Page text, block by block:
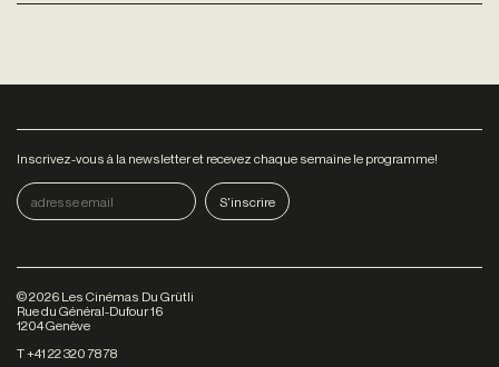
Inscrivez-vous à la newsletter et recevez chaque semaine le programme!
©2026 Les Cinémas Du Grütli
Rue du Général-Dufour 16
1204 Genève
T +41 22 320 78 78